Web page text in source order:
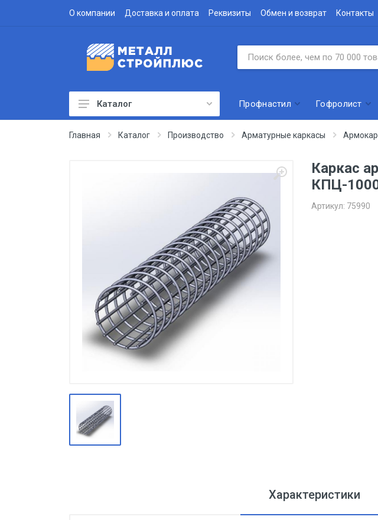
О компании Доставка и оплата Реквизиты Обмен и возврат Контакты
Профнастил
Производство
Штакетник
Черный металлопрокат
Нержавеющий металлопрокат
метизы
Оцинкованный металлопрокат
Запорная арматура
Каталог Профнастил Гофролист
Главная Каталог Производство Арматурные каркасы
Каркас
КПЦ-
Артикул: 75990
Характеристики